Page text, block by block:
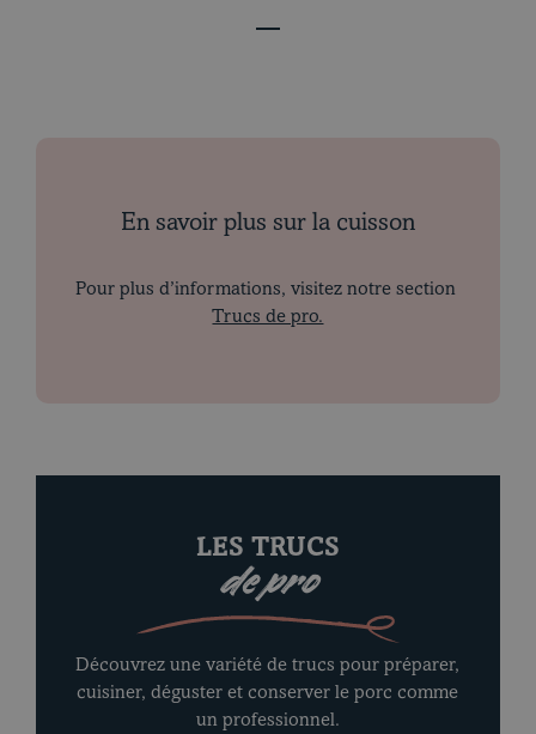
En savoir plus sur la cuisson
Pour plus d’informations, visitez notre section
Trucs de pro.
LES TRUCS
de pro
Découvrez une variété de trucs pour préparer,
cuisiner, déguster et conserver le porc comme
un professionnel.